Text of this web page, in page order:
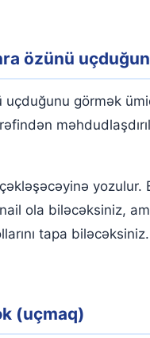
özünü
görmək
yozulur.
ola biləcəksiniz,
tapa
(uçmaq)